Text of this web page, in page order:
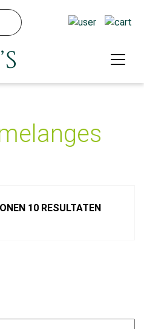
10 RESULTATEN